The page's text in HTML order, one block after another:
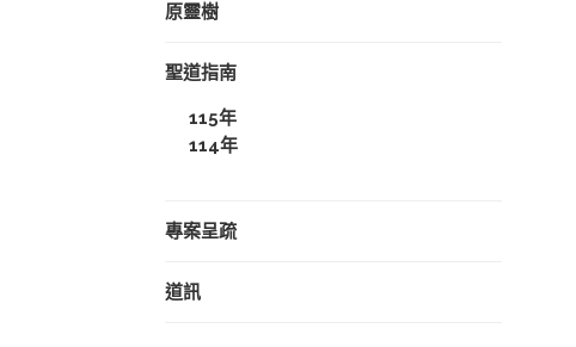
原靈樹
聖道指南
115年
114年
專案呈疏
道訊